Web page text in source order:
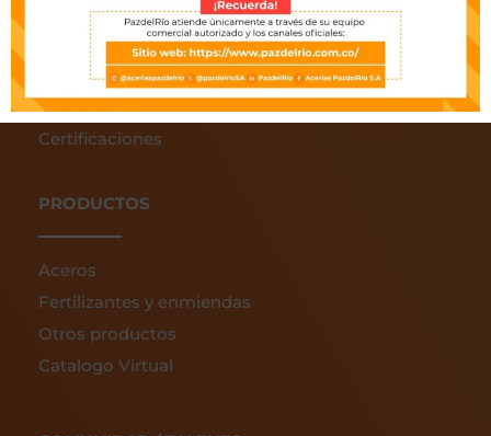
¿Quiénes somos?
Línea ética
Gobierno corporativo
Sala de prensa
Certificaciones
PRODUCTOS
Aceros
Fertilizantes y enmiendas
Otros productos
Catalogo Virtual